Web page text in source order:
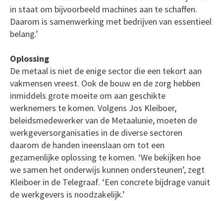
in staat om bijvoorbeeld machines aan te schaffen.
Daarom is samenwerking met bedrijven van essentieel
belang.’
Oplossing
De metaal is niet de enige sector die een tekort aan
vakmensen vreest. Ook de bouw en de zorg hebben
inmiddels grote moeite om aan geschikte
werknemers te komen. Volgens Jos Kleiboer,
beleidsmedewerker van de Metaalunie, moeten de
werkgeversorganisaties in de diverse sectoren
daarom de handen ineenslaan om tot een
gezamenlijke oplossing te komen. ‘We bekijken hoe
we samen het onderwijs kunnen ondersteunen’, zegt
Kleiboer in de Telegraaf. ‘Een concrete bijdrage vanuit
de werkgevers is noodzakelijk.’